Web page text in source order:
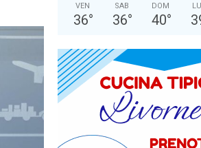
VEN
36°
SAB
36°
DOM
40°